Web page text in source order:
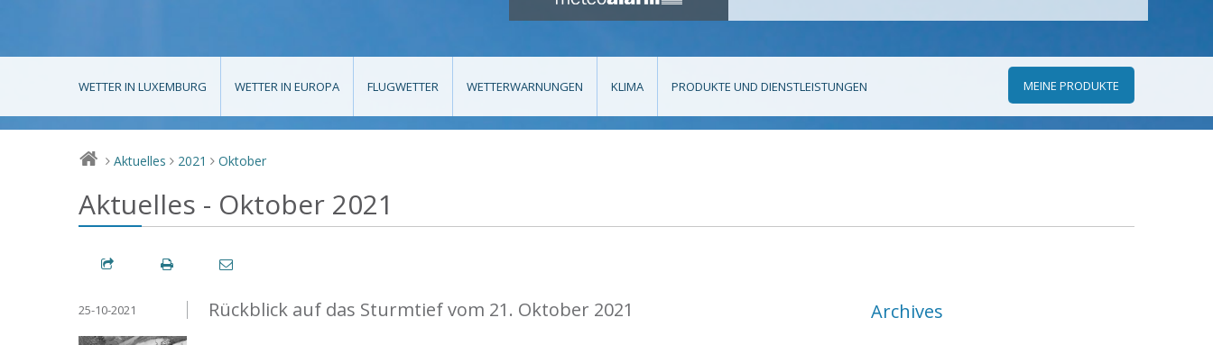
WETTER IN LUXEMBURG WETTER IN EUROPA FLUGWETTER WETTERWARNUNGEN KLIMA PRODUKTE UND DIENSTLEISTUNGEN MEINE PRODUKTE
> Aktuelles > 2021 > Oktober
Aktuelles - Oktober 2021
Rückblick auf das Sturmtief vom 21. Oktober 2021
25-10-2021 Archives